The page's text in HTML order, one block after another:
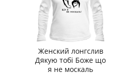
Женский лонгслив
Дякую тобі Боже що
я не москаль